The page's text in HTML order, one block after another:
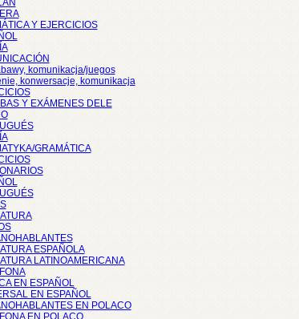
Y EJERCICIOS
komunikacja/juegos
konwersacje, komunikacja
Y EXÁMENES DELE
GRAMÁTICA
ESPAÑOLA
LATINOAMERICANA
EN ESPAÑOL
EN ESPAÑOL
EN POLACO
EN POLACO